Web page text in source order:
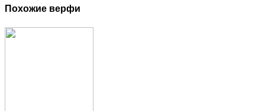
Похожие верфи